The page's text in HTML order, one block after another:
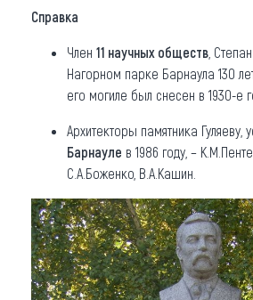
Справка
Член 11 научных обществ ,
Нагорном парке Барнаула 130
его могиле был снесен в 1930-е
Архитекторы памятника Гуляеву,
Барнауле в 1986 году, –
С.А.Боженко, В.А.Кашин.